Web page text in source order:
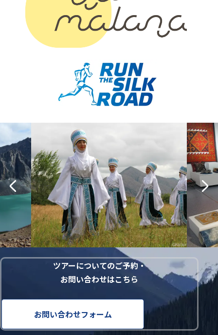
ツアーについてのご予約・
お問い合わせはこちら
お問い合わせフォーム